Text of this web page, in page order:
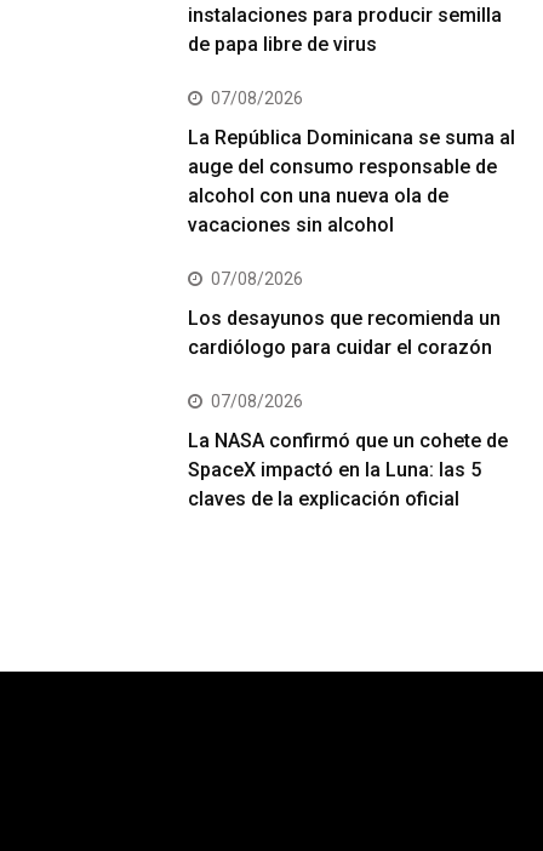
instalaciones para producir semilla
de papa libre de virus
07/08/2026
La República Dominicana se suma al
auge del consumo responsable de
alcohol con una nueva ola de
vacaciones sin alcohol
07/08/2026
Los desayunos que recomienda un
cardiólogo para cuidar el corazón
07/08/2026
La NASA confirmó que un cohete de
SpaceX impactó en la Luna: las 5
claves de la explicación oficial